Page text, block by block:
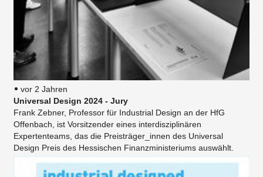
vor 2 Jahren
Universal Design 2024 - Jury
Frank Zebner, Professor für Industrial Design an der HfG
Offenbach, ist Vorsitzender eines interdisziplinären
Expertenteams, das die Preisträger_innen des Universal
Design Preis des Hessischen Finanzministeriums auswählt.